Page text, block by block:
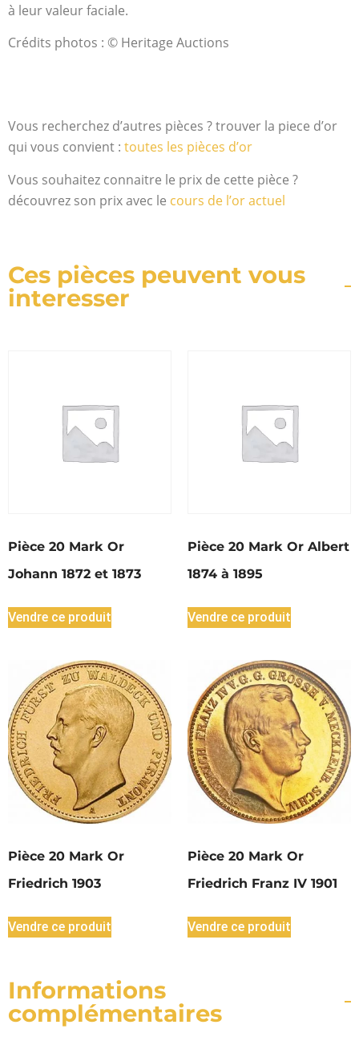
à leur valeur faciale.
Crédits photos : © Heritage Auctions
Vous recherchez d’autres pièces ? trouver la piece d’or
qui vous convient : toutes les pièces d’or
Vous souhaitez connaitre le prix de cette pièce ?
découvrez son prix avec le cours de l’or actuel
Ces pièces peuvent vous
interesser
Pièce 20 Mark Or
Johann 1872 et 1873
Vendre ce produit
Pièce 20 Mark Or Albert
1874 à 1895
Vendre ce produit
Pièce 20 Mark Or
Friedrich 1903
Vendre ce produit
Pièce 20 Mark Or
Friedrich Franz IV 1901
Vendre ce produit
Informations
complémentaires